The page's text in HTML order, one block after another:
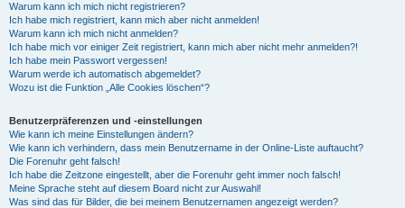
Warum kann ich mich nicht registrieren?
Ich habe mich registriert, kann mich aber nicht anmelden!
Warum kann ich mich nicht anmelden?
Ich habe mich vor einiger Zeit registriert, kann mich aber nicht mehr anmelden?!
Ich habe mein Passwort vergessen!
Warum werde ich automatisch abgemeldet?
Wozu ist die Funktion „Alle Cookies löschen“?
Benutzerpräferenzen und -einstellungen
Wie kann ich meine Einstellungen ändern?
Wie kann ich verhindern, dass mein Benutzername in der Online-Liste auftaucht?
Die Forenuhr geht falsch!
Ich habe die Zeitzone eingestellt, aber die Forenuhr geht immer noch falsch!
Meine Sprache steht auf diesem Board nicht zur Auswahl!
Was sind das für Bilder, die bei meinem Benutzernamen angezeigt werden?